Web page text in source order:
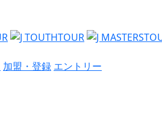
加盟・登録 エントリー